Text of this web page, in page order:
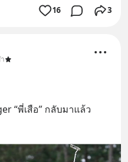
16 3
“พี่เสือ” กลับมาแล้ว